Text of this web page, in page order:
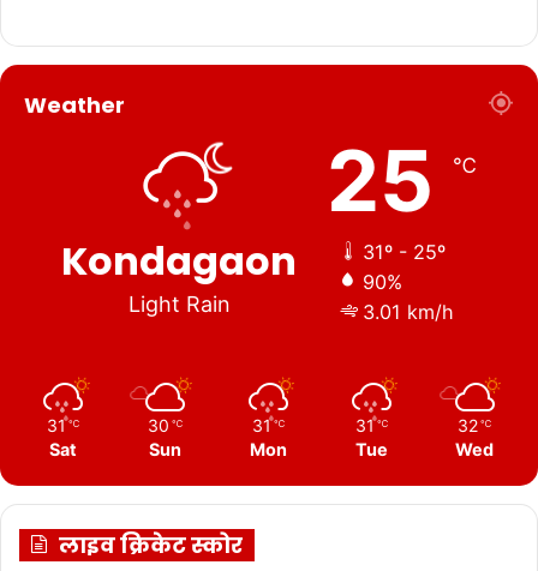
Weather
Kondagaon
Light Rain
25 ℃
31º - 25º
90%
3.01 km/h
31 ℃
Sat
30 ℃
Sun
31 ℃
Mon
31 ℃
Tue
32 ℃
Wed
लाइव क्रिकेट स्कोर